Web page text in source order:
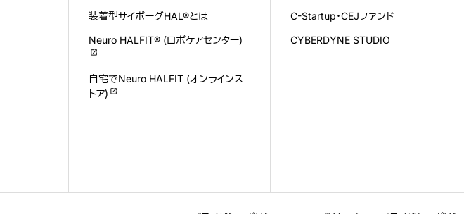
装着型サイボーグHAL®とは
Neuro HALFIT® (ロボケアセンター)
自宅でNeuro HALFIT (オンラインス
トア)
C-Startup・CEJファンド
CYBERDYNE STUDIO